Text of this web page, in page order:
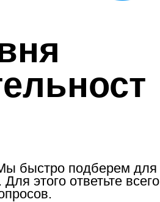
быстро подберем для
этого ответьте всего